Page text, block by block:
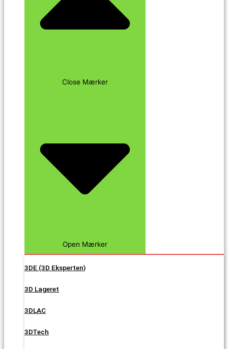
Close Mærker
Open Mærker
3DE (3D Eksperten)
3D Lageret
3DLAC
3DTech